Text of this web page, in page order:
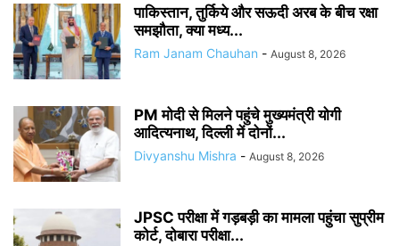
पाकिस्तान, तुर्किये और सऊदी अरब के बीच रक्षा
समझौता, क्या मध्य...
Ram Janam Chauhan - August 8, 2026
PM मोदी से मिलने पहुंचे मुख्यमंत्री योगी
आदित्यनाथ, दिल्ली में दोनों...
Divyanshu Mishra - August 8, 2026
JPSC परीक्षा में गड़बड़ी का मामला पहुंचा सुप्रीम
कोर्ट, दोबारा परीक्षा...